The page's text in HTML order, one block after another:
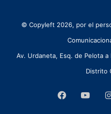
© Copyleft 2026, por el
Av. Urdaneta, Esq. de Pelota
Distrito
Facebook